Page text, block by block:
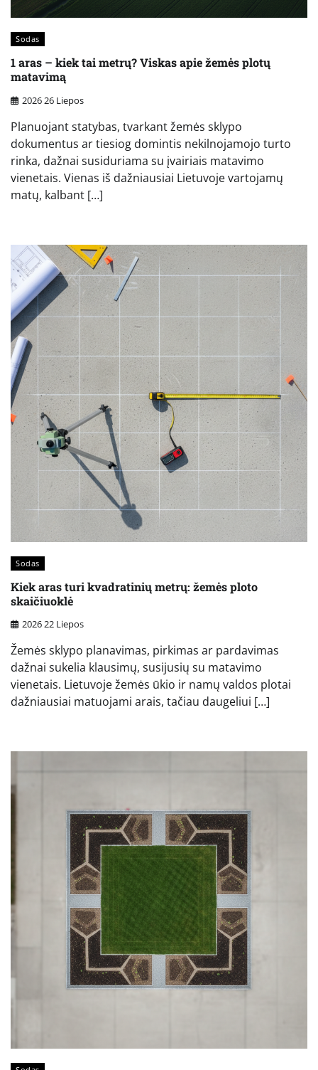
Sodas
1 aras – kiek tai metrų? Viskas apie žemės plotų
matavimą
2026 26 Liepos
Planuojant statybas, tvarkant žemės sklypo
dokumentus ar tiesiog domintis nekilnojamojo turto
rinka, dažnai susiduriama su įvairiais matavimo
vienetais. Vienas iš dažniausiai Lietuvoje vartojamų
matų, kalbant […]
Sodas
Kiek aras turi kvadratinių metrų: žemės ploto
skaičiuoklė
2026 22 Liepos
Žemės sklypo planavimas, pirkimas ar pardavimas
dažnai sukelia klausimų, susijusių su matavimo
vienetais. Lietuvoje žemės ūkio ir namų valdos plotai
dažniausiai matuojami arais, tačiau daugeliui […]